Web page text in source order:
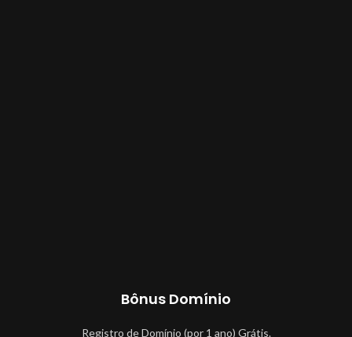
Bônus Domínio
Registro de Domínio (por 1 ano) Grátis.